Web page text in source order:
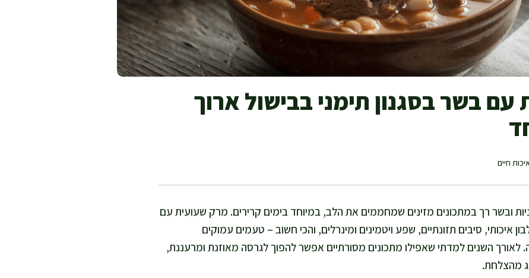
בשר בסגנון תימני בבישול ארוך
חיים
ובשר רך במתכונים מזינים שמחממים את הלב, במיוחד בימים קרירים. מרק שעועית עם
איכותי, סיבים תזונתיים, שפע ויטמינים ומינרלים, והכי חשוב – טעמים עמוקים
השנים למדתי שאפילו מתכונים מסורתיים אפשר להפוך לגרסה מאוזנת ומרעננת,
מהצלחת.